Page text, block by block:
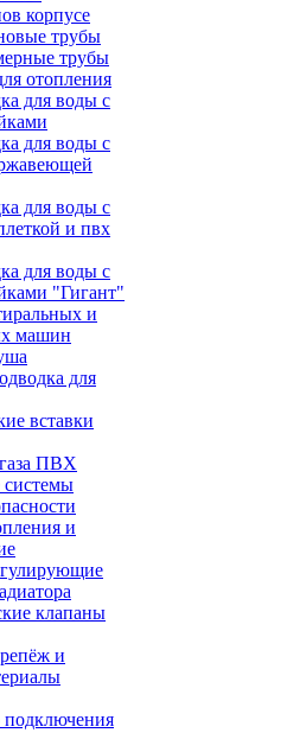
корпусе
трубы
трубы
отопления
для воды с
для воды с
для воды с
и пвх
для воды с
"Гигант"
и
машин
для
вставки
ПВХ
системы
и
клапаны
и